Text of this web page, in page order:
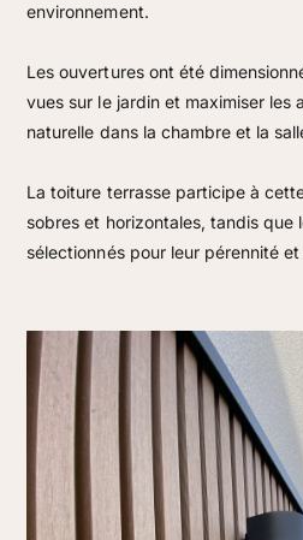
environnement.
Les ouvertures ont été
vues sur le jardin et maximiser les
naturelle dans la chambre et la
La toiture terrasse participe à
sobres et horizontales, tandis que
sélectionnés pour leur pérennité